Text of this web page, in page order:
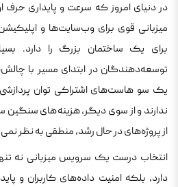
در دنیای امروز که سرعت و پایداری حرف
میزبانی قوی برای وب‌سایت‌ها و
برای یک ساختمان بزرگ را دارد.
توسعه‌دهندگان در ابتدای مسیر با
یک سو هاست‌های اشتراکی توان پردازشی
ندارند و از سوی دیگر، هزینه‌های سنگین
از پروژه‌های در حال رشد، منطقی به نظر
انتخاب درست یک سرویس میزبانی نه
دارد، بلکه امنیت داده‌های کاربران و